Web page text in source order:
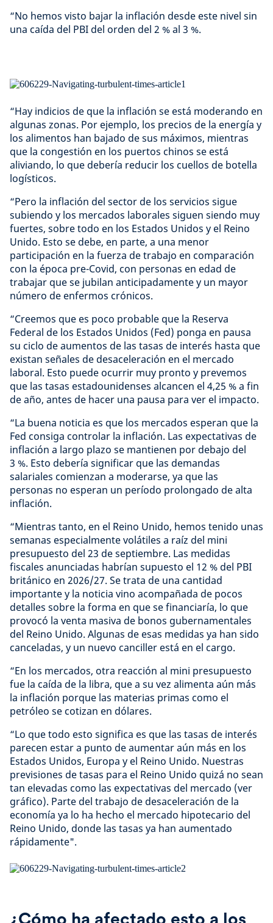
“No hemos visto bajar la inflación desde este nivel sin
una caída del PBI del orden del 2 % al 3 %.
“Hay indicios de que la inflación se está moderando en
algunas zonas. Por ejemplo, los precios de la energía y
los alimentos han bajado de sus máximos, mientras
que la congestión en los puertos chinos se está
aliviando, lo que debería reducir los cuellos de botella
logísticos.
“Pero la inflación del sector de los servicios sigue
subiendo y los mercados laborales siguen siendo muy
fuertes, sobre todo en los Estados Unidos y el Reino
Unido. Esto se debe, en parte, a una menor
participación en la fuerza de trabajo en comparación
con la época pre-Covid, con personas en edad de
trabajar que se jubilan anticipadamente y un mayor
número de enfermos crónicos.
“Creemos que es poco probable que la Reserva
Federal de los Estados Unidos (Fed) ponga en pausa
su ciclo de aumentos de las tasas de interés hasta que
existan señales de desaceleración en el mercado
laboral. Esto puede ocurrir muy pronto y prevemos
que las tasas estadounidenses alcancen el 4,25 % a fin
de año, antes de hacer una pausa para ver el impacto.
“La buena noticia es que los mercados esperan que la
Fed consiga controlar la inflación. Las expectativas de
inflación a largo plazo se mantienen por debajo del
3 %. Esto debería significar que las demandas
salariales comienzan a moderarse, ya que las
personas no esperan un período prolongado de alta
inflación.
“Mientras tanto, en el Reino Unido, hemos tenido unas
semanas especialmente volátiles a raíz del mini
presupuesto del 23 de septiembre. Las medidas
fiscales anunciadas habrían supuesto el 12 % del PBI
británico en 2026/27. Se trata de una cantidad
importante y la noticia vino acompañada de pocos
detalles sobre la forma en que se financiaría, lo que
provocó la venta masiva de bonos gubernamentales
del Reino Unido. Algunas de esas medidas ya han sido
canceladas, y un nuevo canciller está en el cargo.
“En los mercados, otra reacción al mini presupuesto
fue la caída de la libra, que a su vez alimenta aún más
la inflación porque las materias primas como el
petróleo se cotizan en dólares.
“Lo que todo esto significa es que las tasas de interés
parecen estar a punto de aumentar aún más en los
Estados Unidos, Europa y el Reino Unido. Nuestras
previsiones de tasas para el Reino Unido quizá no sean
tan elevadas como las expectativas del mercado (ver
gráfico). Parte del trabajo de desaceleración de la
economía ya lo ha hecho el mercado hipotecario del
Reino Unido, donde las tasas ya han aumentado
rápidamente".
¿Cómo ha afectado esto a los